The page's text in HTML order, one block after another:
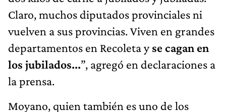
Claro, muchos diputados provinciales ni
vuelven a sus provincias. Viven en grandes
departamentos en Recoleta yse cagan en
los jubilados...”, agregó en declaraciones a
la prensa.
Moyano, quien también es uno de los